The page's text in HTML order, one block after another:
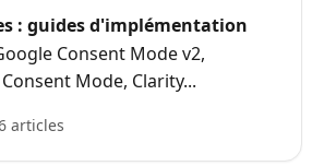
viable et conforme aux
en vigueur.
: guides d'implémentation
Consent Mode v2,
Mode, Clarity...
articles